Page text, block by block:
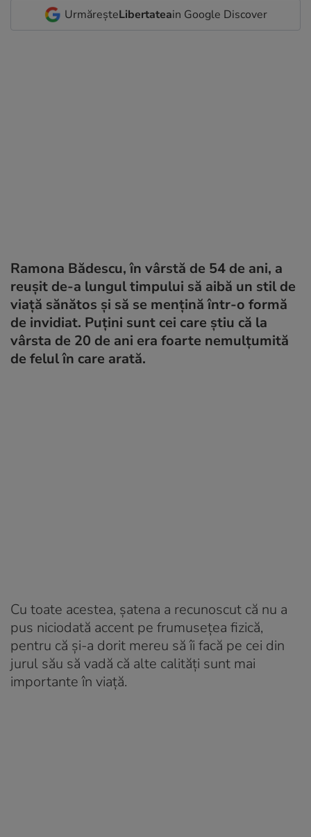
UrmăreșteLibertateain Google Discover
Ramona Bădescu, în vârstă de 54 de ani, a
reușit de-a lungul timpului să aibă un stil de
viață sănătos și să se mențină într-o formă
de invidiat. Puțini sunt cei care știu că la
vârsta de 20 de ani era foarte nemulțumită
de felul în care arată.
Cu toate acestea, șatena a recunoscut că nu a
pus niciodată accent pe frumusețea fizică,
pentru că și-a dorit mereu să îi facă pe cei din
jurul său să vadă că alte calități sunt mai
importante în viață.